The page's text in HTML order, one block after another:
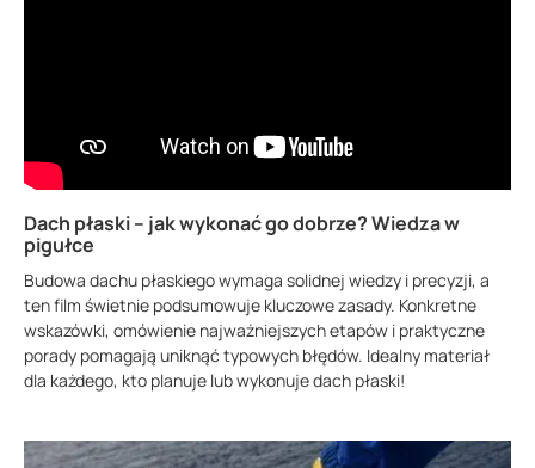
Dach płaski – jak wykonać go dobrze? Wiedza w
pigułce
Budowa dachu płaskiego wymaga solidnej wiedzy i precyzji, a
ten film świetnie podsumowuje kluczowe zasady. Konkretne
wskazówki, omówienie najważniejszych etapów i praktyczne
porady pomagają uniknąć typowych błędów. Idealny materiał
dla każdego, kto planuje lub wykonuje dach płaski!